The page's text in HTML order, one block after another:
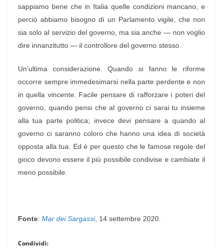
sappiamo bene che in Italia quelle condizioni mancano, e
perciò abbiamo bisogno di un Parlamento vigile, che non
sia solo al servizio del governo, ma sia anche — non voglio
dire innanzitutto — il controllore del governo stesso.
Un’ultima considerazione. Quando si fanno le riforme
occorre sempre immedesimarsi nella parte perdente e non
in quella vincente. Facile pensare di rafforzare i poteri del
governo, quando pensi che al governo ci sarai tu insieme
alla tua parte politica; invece devi pensare a quando al
governo ci saranno coloro che hanno una idea di società
opposta alla tua. Ed è per questo che le famose regole del
gioco devono essere il più possibile condivise e cambiate il
meno possibile.
Fonte: Mar dei Sargassi, 14 settembre 2020.
Condividi: